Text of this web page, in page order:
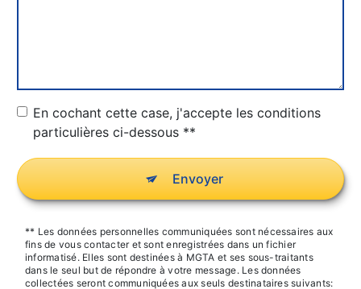
En cochant cette case, j'accepte les conditions
particulières ci-dessous **
Envoyer
** Les données personnelles communiquées sont nécessaires aux
fins de vous contacter et sont enregistrées dans un fichier
informatisé. Elles sont destinées à MGTA et ses sous-traitants
dans le seul but de répondre à votre message. Les données
collectées seront communiquées aux seuls destinataires suivants: